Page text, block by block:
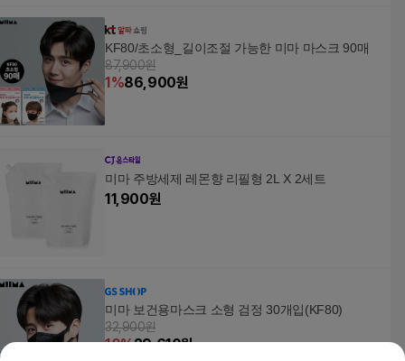
KF80/초소형_길이조절 가능한 미마 마스크 90매
87,900원
1%86,900원
미마 주방세제 레몬향 리필형 2L X 2세트
11,900원
미마 보건용마스크 소형 검정 30개입(KF80)
32,900원
10%29,610원